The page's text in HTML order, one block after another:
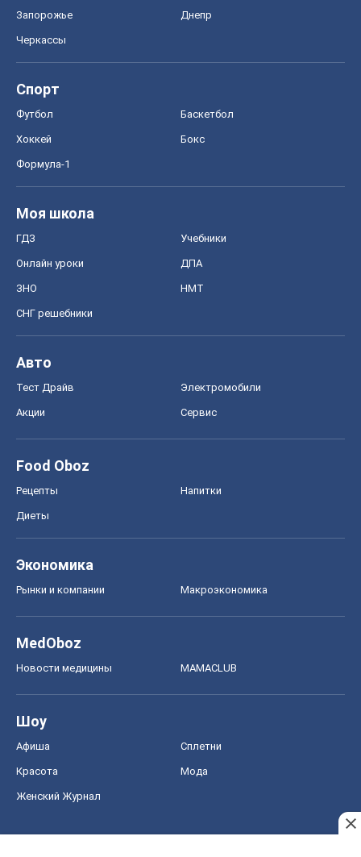
Запорожье Днепр
Черкассы
Спорт
Футбол Баскетбол
Хоккей Бокс
Формула-1
Моя школа
ГДЗ Учебники
Онлайн уроки ДПА
ЗНО НМТ
СНГ решебники
Авто
Тест Драйв Электромобили
Акции Сервис
Food Oboz
Рецепты Напитки
Диеты
Экономика
Рынки и компании Mакроэкономика
MedOboz
Новости медицины MAMACLUB
Шоу
Афиша Сплетни
Красота Мода
Женский Журнал